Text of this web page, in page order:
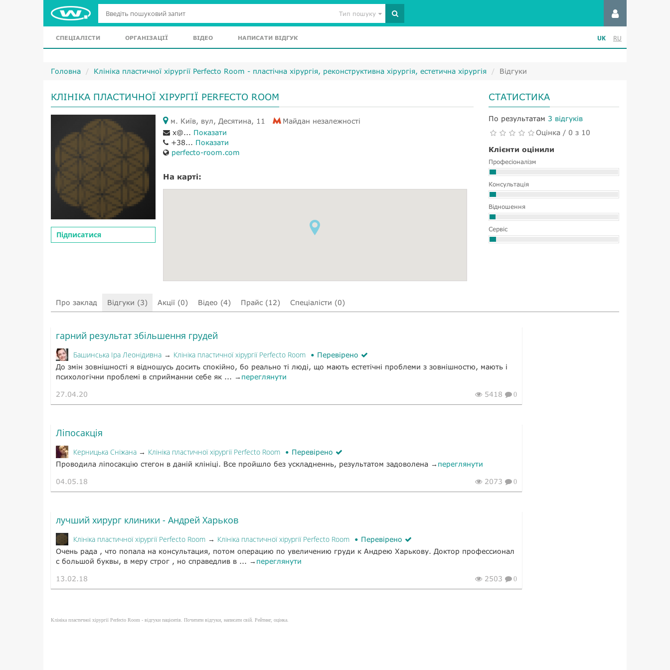
Тип пошуку
СПЕЦІАЛІСТИ ОРГАНІЗАЦІЇ ВІДЕО НАПИСАТИ ВІДГУК UK RU
Головна Клініка пластичної хірургії Perfecto Room - пластічна хірургія, реконструктивна хірургія, естетична хірургія Відгуки
КЛІНІКА ПЛАСТИЧНОЇ ХІРУРГІЇ PERFECTO ROOM
Підписатися
м. Київ, вул, Десятина, 11
Майдан незалежності
x@... Показати
+38... Показати
perfecto-room.com
На карті:
СТАТИСТИКА
По результатам 3 відгуків
Оцінка / 0 з 10
Клієнти оцінили
Професіоналізм
Консультація
Відношення
Сервіс
Про заклад Відгуки (3) Акції (0) Відео (4) Прайс (12) Спеціалісти (0)
гарний результат збільшення грудей
Башинська Іра Леонідивна → Клініка пластичної хірургії Perfecto Room
Перевірено
До змін зовнішності я відношусь досить спокійно, бо реально ті люді, що мають естетічні проблеми з зовнішностю, мають і
психологічни проблемі в сприйманни себе як ... → переглянути
27.04.20 5418 0
Ліпосакція
Керницька Сніжана → Клініка пластичної хірургії Perfecto Room
Перевірено
Проводила ліпосакцію стегон в даній клініці. Все пройшло без ускладненнь, результатом задоволена → переглянути
04.05.18 2073 0
лучший хирург клиники - Андрей Харьков
Клініка пластичної хірургії Perfecto Room → Клініка пластичної хірургії Perfecto Room
Перевірено
Очень рада , что попала на консультация, потом операцию по увеличению груди к Андрею Харькову. Доктор профессионал
с большой буквы, в меру строг , но справедлив в ... → переглянути
13.02.18 2503 0
Клініка пластичної хірургії Perfecto Room - відгуки пацієнтів. Почитати відгуки, написати свій. Рейтинг, оцінка.